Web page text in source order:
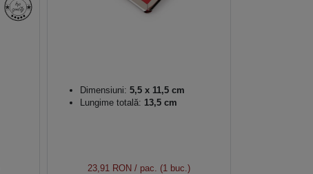
Dimensiuni: 5,5 x 11,5 cm
Lungime totală: 13,5 cm
23,91 RON/ pac. (1 buc.)